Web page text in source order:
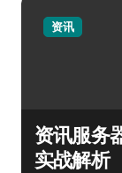
资讯
资讯服务
实战解析